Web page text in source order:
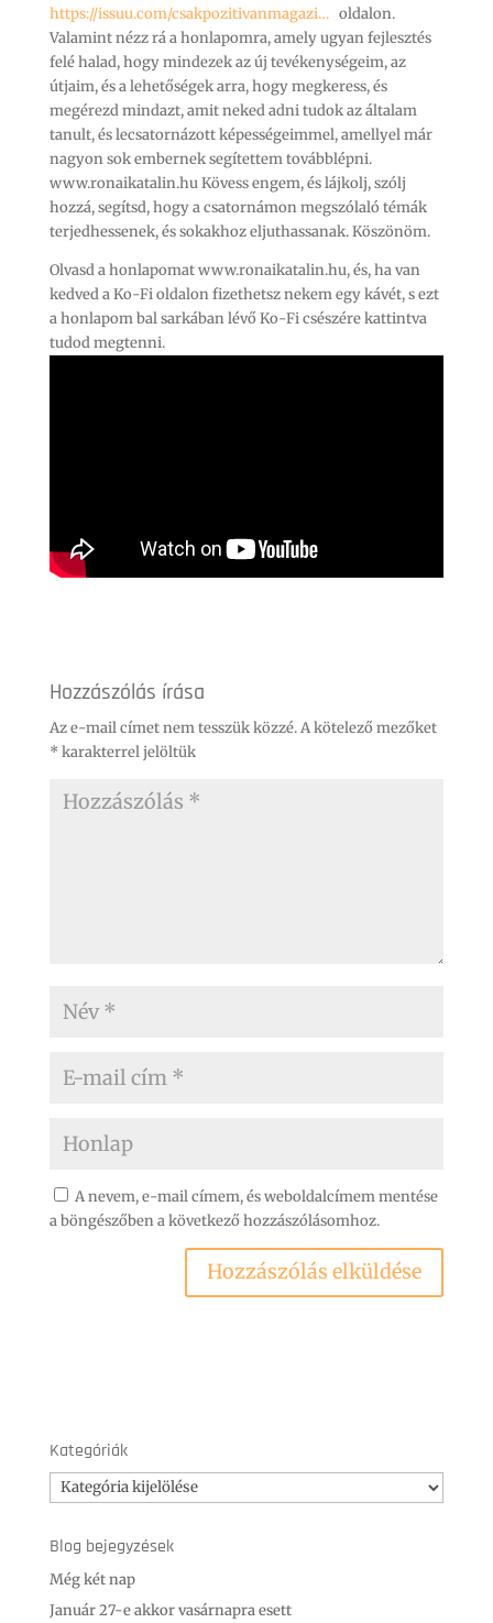
https://issuu.com/csakpozitivanmagazi… oldalon.
Valamint nézz rá a honlapomra, amely ugyan fejlesztés
felé halad, hogy mindezek az új tevékenységeim, az
útjaim, és a lehetőségek arra, hogy megkeress, és
megérezd mindazt, amit neked adni tudok az általam
tanult, és lecsatornázott képességeimmel, amellyel már
nagyon sok embernek segítettem továbblépni.
www.ronaikatalin.hu Kövess engem, és lájkolj, szólj
hozzá, segítsd, hogy a csatornámon megszólaló témák
terjedhessenek, és sokakhoz eljuthassanak. Köszönöm.
Olvasd a honlapomat www.ronaikatalin.hu, és, ha van
kedved a Ko-Fi oldalon fizethetsz nekem egy kávét, s ezt
a honlapom bal sarkában lévő Ko-Fi csészére kattintva
tudod megtenni.
Hozzászólás írása
Az e-mail címet nem tesszük közzé.A kötelező mezőket
* karakterrel jelöltük
A nevem, e-mail címem, és weboldalcímem mentése
a böngészőben a következő hozzászólásomhoz.
Kategóriák
Kategóriák
Blog bejegyzések
Még két nap
Január 27-e akkor vasárnapra esett